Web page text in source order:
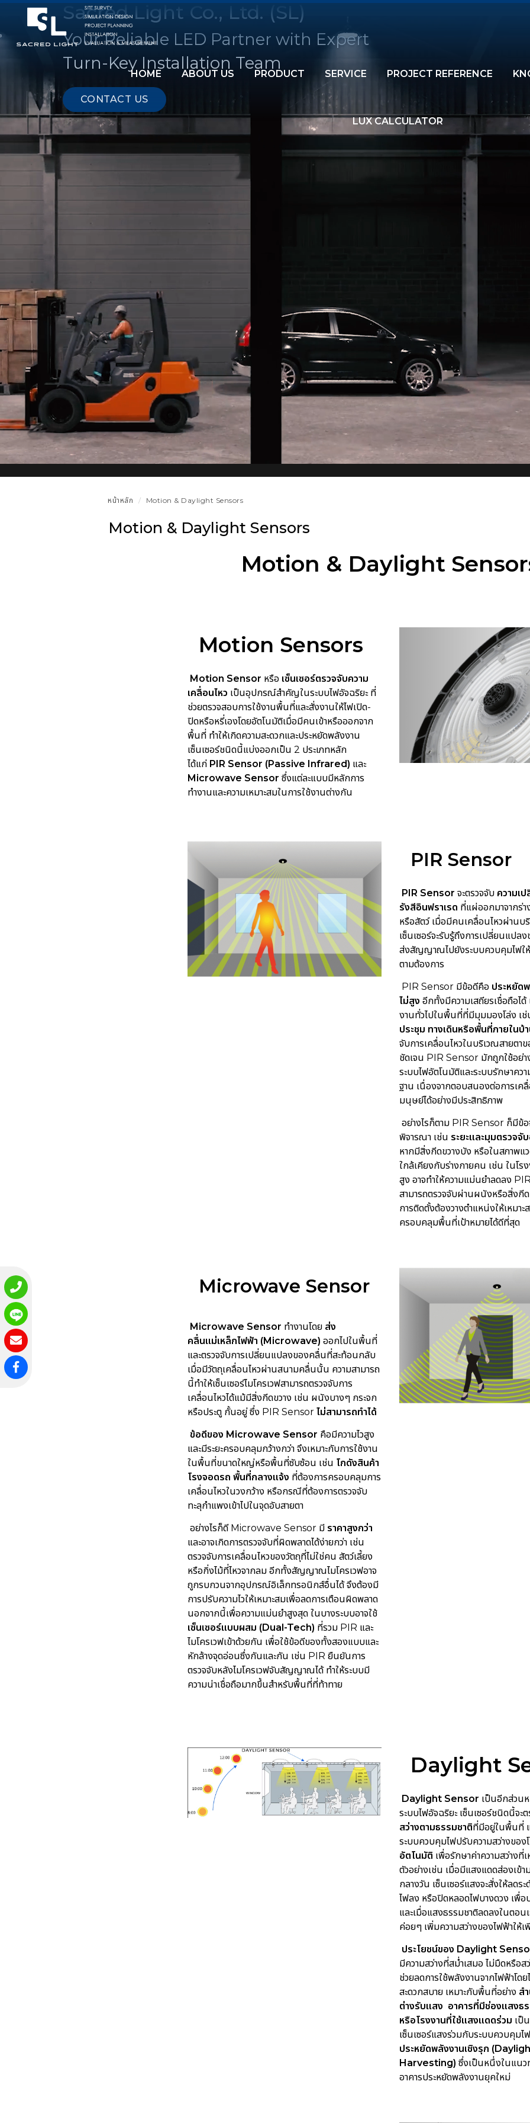
HOME ABOUT US PRODUCT SERVICE PROJECT REFERENCE
LUX CALCULATOR
Sacred Light Co., Ltd. (SL)
Your Reliable LED Partner with Expert
Turn-Key Installation Team
CONTACT US
หน้าหลัก Motion & Daylight Sensors
Motion & Daylight Sensors
Motion & Daylight
Motion Sensors
Motion Sensor หรือ เซ็นเซอร์ตรวจจับความ
เคลื่อนไหว เป็นอุปกรณ์สำคัญในระบบไฟอัจฉริยะ ที่
ช่วยตรวจสอบการใช้งานพื้นที่และสั่งงานให้ไฟเปิด-
ปิดหรือหรี่เองโดยอัตโนมัติเมื่อมีคนเข้าหรือออกจาก
พื้นที่ ทำให้เกิดความสะดวกและประหยัดพลังงาน
เซ็นเซอร์ชนิดนี้แบ่งออกเป็น 2 ประเภทหลัก
ได้แก่ PIR Sensor (Passive Infrared) และ
Microwave Sensor ซึ่งแต่ละแบบมีหลักการ
ทำงานและความเหมาะสมในการใช้งานต่างกัน
PIR Sensor
PIR Sensor จะตรวจจับ ความเ
รังสีอินฟราเรด ที่แผ่ออกมาจากร่
หรือสัตว์ เมื่อมีคนเคลื่อนไหวผ่านบ
เซ็นเซอร์จะรับรู้ถึงการเปลี่ยนแปล
ส่งสัญญาณไปยังระบบควบคุมไฟใ
ตามต้องการ
PIR Sensor มีข้อดีคือ ประหยัด
ไม่สูง อีกทั้งมีความเสถียรเชื่อถือได้
งานทั่วไปในพื้นที่ที่มีมุมมองโล่ง เ
ประชุม ทางเดินหรือพื้นที่ภายในบ้
จับการเคลื่อนไหวในบริเวณสายตาข
ชัดเจน PIR Sensor มักถูกใช้อย่า
ระบบไฟอัตโนมัติและระบบรักษาค
ฐาน เนื่องจากตอบสนองต่อการเค
มนุษย์ได้อย่างมีประสิทธิภาพ
อย่างไรก็ตาม PIR Sensor ก็มีข้อ
พิจารณา เช่น ระยะและมุมตรวจจั
หากมีสิ่งกีดขวางบัง หรือในสภาพ
ใกล้เคียงกับร่างกายคน เช่น ในโร
สูง อาจทำให้ความแม่นยำลดลง
สามารถตรวจจับผ่านผนังหรือสิ่งกี
การติดตั้งต้องวางตำแหน่งให้เหมาะ
ครอบคลุมพื้นที่เป้าหมายได้ดีที่สุด
Microwave Sensor
Microwave Sensor ทำงานโดย ส่ง
คลื่นแม่เหล็กไฟฟ้า (Microwave) ออกไปในพื้นที่
และตรวจจับการเปลี่ยนแปลงของคลื่นที่สะท้อนกลับ
เมื่อมีวัตถุเคลื่อนไหวผ่านสนามคลื่นนั้น ความสามารถ
นี้ทำให้เซ็นเซอร์ไมโครเวฟสามารถตรวจจับการ
เคลื่อนไหวได้แม้มีสิ่งกีดขวาง เช่น ผนังบางๆ กระจก
หรือประตู กั้นอยู่ ซึ่ง PIR Sensorไม่สามารถทำได้
ข้อดีของ Microwave Sensor คือมีความไวสูง
และมีระยะครอบคลุมกว้างกว่า จึงเหมาะกับการใช้งาน
ในพื้นที่ขนาดใหญ่หรือพื้นที่ซับซ้อน เช่น โกดังสินค้า
โรงจอดรถ พื้นที่กลางแจ้ง ที่ต้องการครอบคลุมการ
เคลื่อนไหวในวงกว้าง หรือกรณีที่ต้องการตรวจจับ
ทะลุกำแพงเข้าไปในจุดอับสายตา
อย่างไรก็ดี Microwave Sensor มี ราคาสูงกว่า
และอาจเกิดการตรวจจับที่ผิดพลาดได้ง่ายกว่า เช่น
ตรวจจับการเคลื่อนไหวของวัตถุที่ไม่ใช่คน สัตว์เลี้ยง
หรือกิ่งไม้ที่ไหวจากลม อีกทั้งสัญญาณไมโครเวฟอาจ
ถูกรบกวนจากอุปกรณ์อิเล็กทรอนิกส์อื่นได้ จึงต้องมี
การปรับความไวให้เหมาะสมเพื่อลดการเตือนผิดพลาด
นอกจากนี้เพื่อความแม่นยำสูงสุด ในบางระบบอาจใช้
เซ็นเซอร์แบบผสม (Dual-Tech) ที่รวม PIR และ
ไมโครเวฟเข้าด้วยกัน เพื่อใช้ข้อดีของทั้งสองแบบและ
หักล้างจุดอ่อนซึ่งกันและกัน เช่น PIR ยืนยันการ
ตรวจจับหลังไมโครเวฟจับสัญญาณได้ ทำให้ระบบมี
ความน่าเชื่อถือมากขึ้นสำหรับพื้นที่ที่ท้าทาย
Daylight
Daylight Sensor เป็นอีกส่วน
ระบบไฟอัจฉริยะ เซ็นเซอร์ชนิดนี้จะต
สว่างตามธรรมชาติที่มีอยู่ในพื้นที่
ระบบควบคุมไฟปรับความสว่างของ
อัตโนมัติ เพื่อรักษาค่าความสว่างที่
ตัวอย่างเช่น เมื่อมีแสงแดดส่องเข้า
กลางวัน เซ็นเซอร์แสงจะสั่งให้ลดร
ไฟลง หรือปิดหลอดไฟบางดวง เพื่อ
และเมื่อแสงธรรมชาติลดลงในตอน
ค่อยๆ เพิ่มความสว่างของไฟฟ้าให้
ประโยชน์ของ Daylight
มีความสว่างที่สม่ำเสมอ ไม่มืดหรือส
ช่วยลดการใช้พลังงานจากไฟฟ้าโด
สะดวกสบาย เหมาะกับพื้นที่อย่าง ส
ต่างรับแสง อาคารที่มีช่องแสงธ
หรือโรงงานที่ใช้แสงแดดร่วม เป็
เซ็นเซอร์แสงร่วมกับระบบควบคุมไฟ
ประหยัดพลังงานเชิงรุก
Harvesting) ซึ่งเป็นหนึ่งในแน
อาคารประหยัดพลังงานยุคใหม่